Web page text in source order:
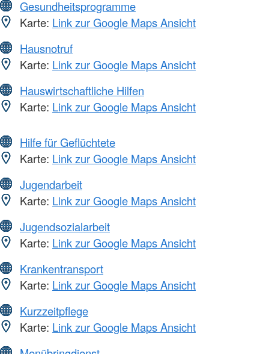
Gesundheitsprogramme
Karte: Link zur Google Maps Ansicht
Hausnotruf
Karte: Link zur Google Maps Ansicht
Hauswirtschaftliche Hilfen
Karte: Link zur Google Maps Ansicht
Hilfe für Geflüchtete
Karte: Link zur Google Maps Ansicht
Jugendarbeit
Karte: Link zur Google Maps Ansicht
Jugendsozialarbeit
Karte: Link zur Google Maps Ansicht
Krankentransport
Karte: Link zur Google Maps Ansicht
Kurzzeitpflege
Karte: Link zur Google Maps Ansicht